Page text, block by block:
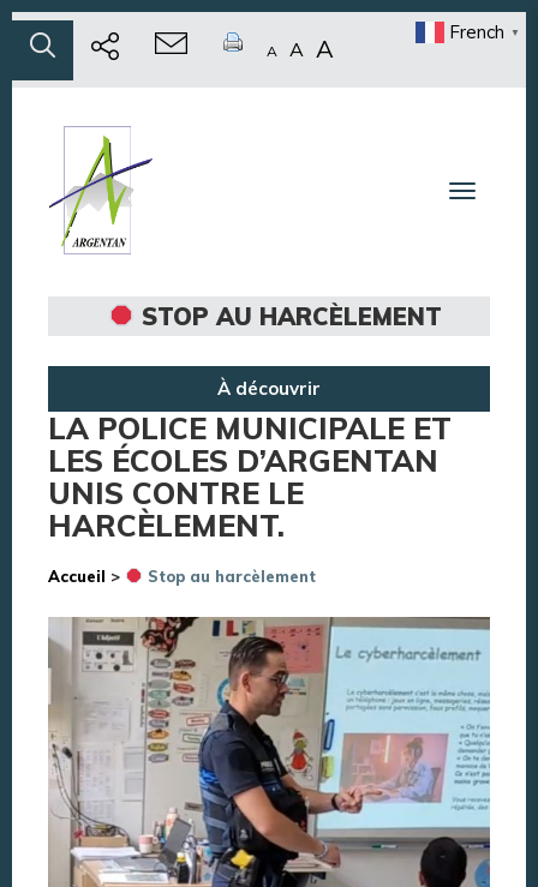
A A A
French ▼
Toggle
STOP AU HARCÈLEMENT
À découvrir
LA POLICE MUNICIPALE ET
LES ÉCOLES D’ARGENTAN
UNIS CONTRE LE
HARCÈLEMENT.
Accueil > Stop au harcèlement